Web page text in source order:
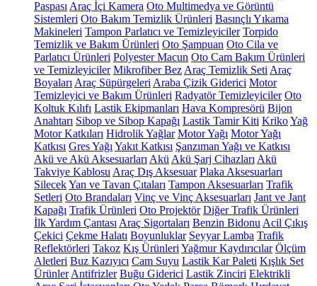
Paspası Araç İçi Kamera Oto Multimedya ve Görüntü
Sistemleri Oto Bakım Temizlik Ürünleri Basınçlı Yıkama
Makineleri Tampon Parlatıcı ve Temizleyiciler Torpido
Temizlik ve Bakım Ürünleri Oto Şampuan Oto Cila ve
Parlatıcı Ürünleri Polyester Macun Oto Cam Bakım Ürünleri
ve Temizleyiciler Mikrofiber Bez Araç Temizlik Seti Araç
Boyaları Araç Süpürgeleri Araba Çizik Giderici Motor
Temizleyici ve Bakım Ürünleri Radyatör Temizleyiciler Oto
Koltuk Kılıfı Lastik Ekipmanları Hava Kompresörü Bijon
Anahtarı Sibop ve Sibop Kapağı Lastik Tamir Kiti KrikoYağ
Motor Katkıları Hidrolik Yağlar Motor Yağı Motor Yağı
Katkısı Gres Yağı Yakıt Katkısı Şanzıman Yağı ve Katkısı
Akü ve Akü Aksesuarları Akü Akü Şarj Cihazları Akü
Takviye Kablosu Araç Dış Aksesuar Plaka Aksesuarları
SilecekYan ve Tavan Çıtaları Tampon Aksesuarları Trafik
Setleri Oto Brandaları Vinç ve Vinç Aksesuarları Jant ve Jant
Kapağı Trafik Ürünleri Oto Projektör Diğer Trafik Ürünleri
İlk Yardım Çantası Araç Sigortaları Benzin Bidonu Acil Çıkış
Çekici Çekme Halatı Boyunluklar Seyyar Lamba Trafik
Reflektörleri Takoz Kış Ürünleri Yağmur Kaydırıcılar Ölçüm
Aletleri Buz Kazıyıcı Cam Suyu Lastik Kar Paleti Kışlık Set
Ürünler Antifrizler Buğu Giderici Lastik Zinciri Elektrikli